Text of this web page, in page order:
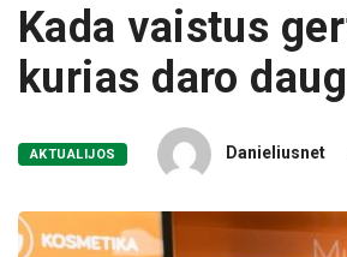
Kada vaistus
kurias daro
AKTUALIJOS Danieliusnet